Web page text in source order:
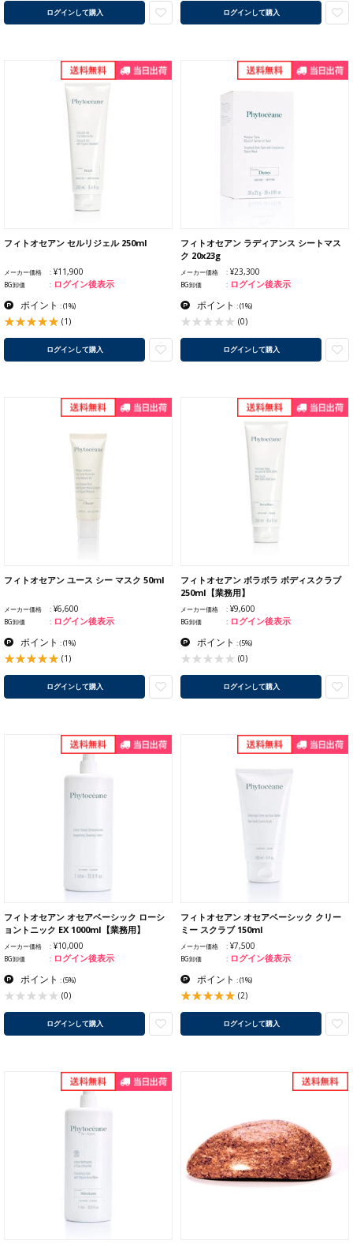
ログインして購入 ログインして購入
フィトオセアン セルリジェル 250ml
メーカー価格 ¥11,900
BG卸価 ログイン後表示
ポイント :(1%)
(1)
ログインして購入
フィトオセアン ラディアンス シートマス
ク 20x23g
メーカー価格 ¥23,300
BG卸価 ログイン後表示
ポイント :(1%)
(0)
ログインして購入
フィトオセアン ユース シー マスク 50ml
メーカー価格 ¥6,600
BG卸価 ログイン後表示
ポイント :(1%)
(1)
ログインして購入
フィトオセアン ボラボラ ボディスクラブ
250ml【業務用】
メーカー価格 ¥9,600
BG卸価 ログイン後表示
ポイント :(5%)
(0)
ログインして購入
フィトオセアン オセアベーシック ローシ
ョントニック EX 1000ml【業務用】
メーカー価格 ¥10,000
BG卸価 ログイン後表示
ポイント :(5%)
(0)
ログインして購入
フィトオセアン オセアベーシック クリー
ミー スクラブ 150ml
メーカー価格 ¥7,500
BG卸価 ログイン後表示
ポイント :(1%)
(2)
ログインして購入